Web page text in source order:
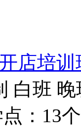
店培训
白班 晚
：13个